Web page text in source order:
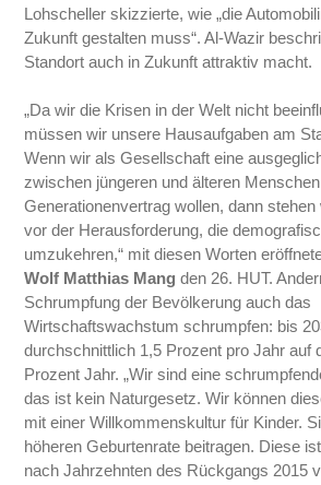
Lohscheller skizzierte, wie „die
Zukunft gestalten muss“. Al-Wazir
Standort auch in Zukunft attraktiv macht.
„Da wir die Krisen in der Welt nicht
müssen wir unsere Hausaufgaben am
Wenn wir als Gesellschaft eine
zwischen jüngeren und älteren
Generationenvertrag wollen, dann
vor der Herausforderung, die
umzukehren,“ mit diesen Worten
Wolf Matthias Mang den 26. HUT.
Schrumpfung der Bevölkerung auch das
Wirtschaftswachstum schrumpfen: bis
durchschnittlich 1,5 Prozent pro Jahr auf
Prozent Jahr. „Wir sind eine
das ist kein Naturgesetz. Wir können
mit einer Willkommenskultur für Kinder.
höheren Geburtenrate beitragen. Diese
nach Jahrzehnten des Rückgangs 2015